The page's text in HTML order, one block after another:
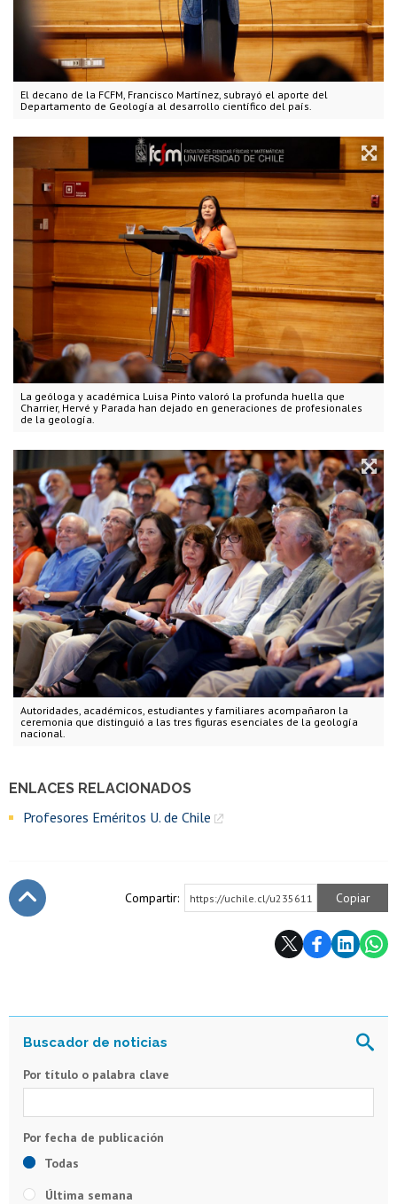
El decano de la FCFM, Francisco Martínez, subrayó el aporte del
Departamento de Geología al desarrollo científico del país.
La geóloga y académica Luisa Pinto valoró la profunda huella que
Charrier, Hervé y Parada han dejado en generaciones de profesionales
de la geología.
Autoridades, académicos, estudiantes y familiares acompañaron la
ceremonia que distinguió a las tres figuras esenciales de la geología
nacional.
ENLACES RELACIONADOS
Profesores Eméritos U. de Chile
Compartir: https://uchile.cl/u235611 Copiar
Por título o palabra clave
Todas
Última semana